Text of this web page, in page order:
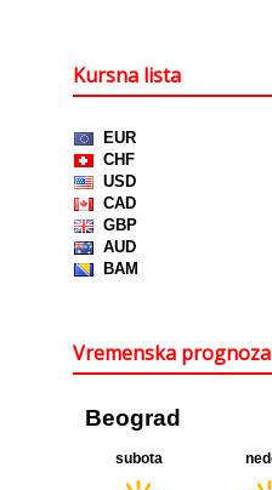
Kursna lista
Vremenska prognoza